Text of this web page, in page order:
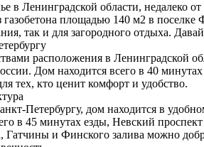
в Ленинградской области, недалеко
газобетона площадью 140 м2 в
так и для загородного отдыха.
расположения в Ленинградской
Дом находится всего в 40
тех, кто ценит комфорт и удобство.
Петербургу, дом находится в
в 45 минутах езды, Невский
и Финского залива можно